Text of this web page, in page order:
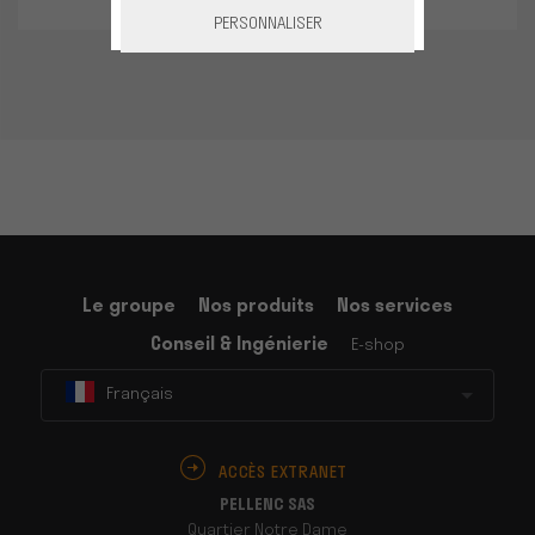
Le groupe Nos produits
Nos services
Conseil & Ingénierie
E-shop
Français
ACCÈS EXTRANET
PELLENC SAS
Quartier Notre Dame
PERSONNALISER